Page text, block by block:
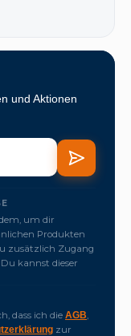
und Aktionen
um dir
Produkten
zusätzlich Zugang
kannst dieser
dass ich die AGB
zur